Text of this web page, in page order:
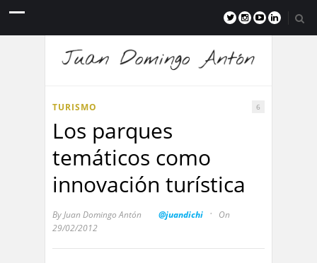
TURISMO 6
Los parques
temáticos como
innovación turística
ByJuan Domingo Antón @juandichi ·
On
29/02/2012